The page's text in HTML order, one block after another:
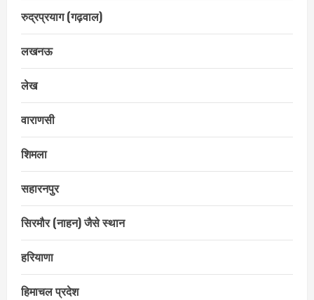
रुद्रप्रयाग (गढ़वाल)
लखनऊ
लेख
वाराणसी
शिमला
सहारनपुर
सिरमौर (नाहन) जैसे स्थान
हरियाणा
हिमाचल प्रदेश